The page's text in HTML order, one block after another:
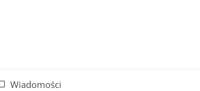
Wiadomości